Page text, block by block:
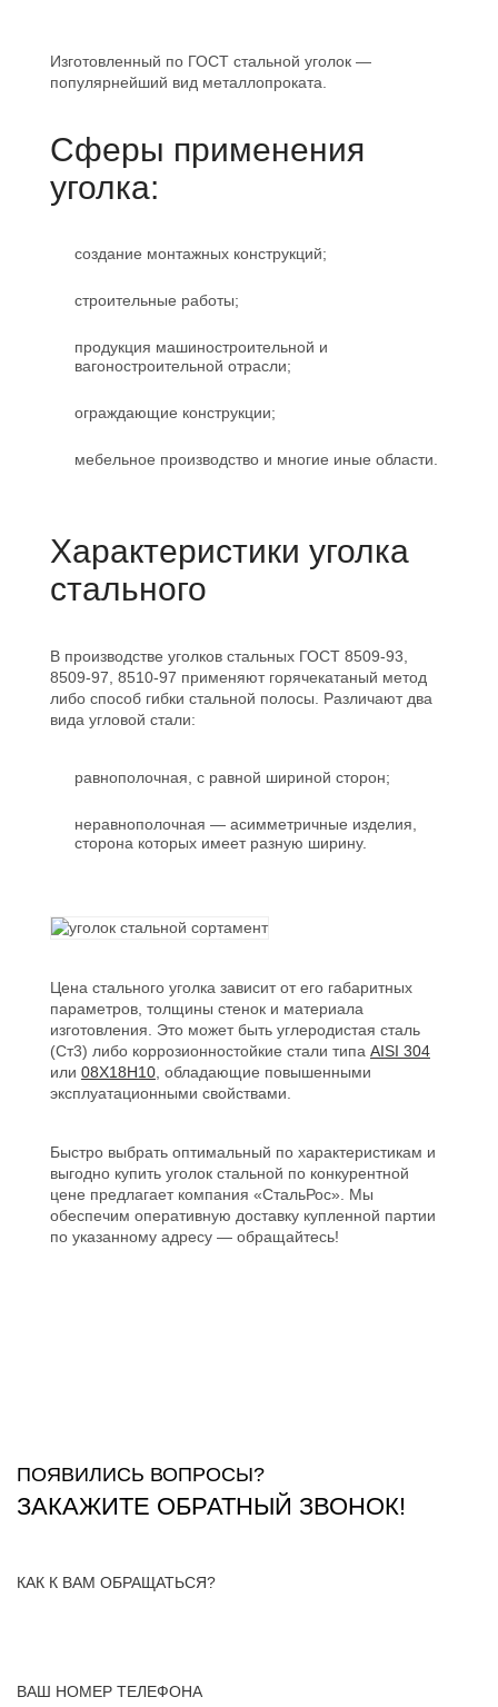
Изготовленный по ГОСТ стальной уголок —
популярнейший вид металлопроката.
Сферы применения
уголка:
создание монтажных конструкций;
строительные работы;
продукция машиностроительной и
вагоностроительной отрасли;
ограждающие конструкции;
мебельное производство и многие иные области.
Характеристики уголка
стального
В производстве уголков стальных ГОСТ 8509-93,
8509-97, 8510-97 применяют горячекатаный метод
либо способ гибки стальной полосы. Различают два
вида угловой стали:
равнополочная, с равной шириной сторон;
неравнополочная — асимметричные изделия,
сторона которых имеет разную ширину.
Цена стального уголка зависит от его габаритных
параметров, толщины стенок и материала
изготовления. Это может быть углеродистая сталь
(Ст3) либо коррозионностойкие стали типа AISI 304
или 08Х18Н10 , обладающие повышенными
эксплуатационными свойствами.
Быстро выбрать оптимальный по характеристикам и
выгодно купить уголок стальной по конкурентной
цене предлагает компания «СтальРос». Мы
обеспечим оперативную доставку купленной партии
по указанному адресу — обращайтесь!
ПОЯВИЛИСЬ ВОПРОСЫ?
ЗАКАЖИТЕ ОБРАТНЫЙ ЗВОНОК!
КАК К ВАМ ОБРАЩАТЬСЯ?
ВАШ НОМЕР ТЕЛЕФОНА